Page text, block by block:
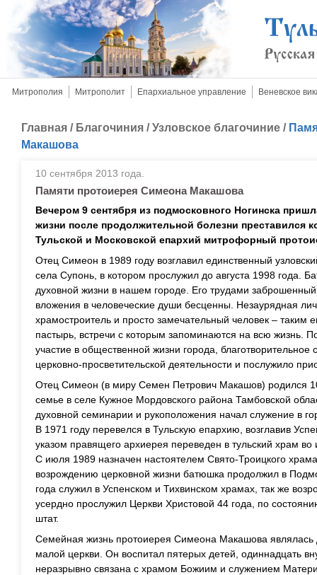
Митрополия Митрополит Епархиальное управление Веневское
Главная / Благочиния /Узловское благочиние /
Макашова
10 сентября 2013 года.
Памяти протоиерея Симеона Макашова
Вечером 9 сентября из подмосковного Ногинска
жизни после продолжительной болезни преставился
Тульской и Московской епархий митрофорный
Отец Симеон в 1989 году возглавил единственный
села Супонь, в котором прослужил до августа 1998 года.
духовной жизни в нашем городе. Его трудами
вложения в человеческие души бесценны. Незаурядная
храмостроитель и просто замечательный человек – таким
пастырь, встречи с которым запоминаются на всю жизнь.
участие в общественной жизни города, благотворительное
церковно-просветительской деятельности и послужило
Отец Симеон (в миру Семен Петрович Макашов) родился
семье в селе Кужное Мордовского района Тамбовской
духовной семинарии и рукоположения начал служение в
В 1971 году перевелся в Тульскую епархию, возглавив
указом правящего архиерея переведен в тульский храм
С июля 1989 назначен настоятелем Свято-Троицкого
возрождению церковной жизни батюшка продолжил в
года служил в Успенском и Тихвинском храмах, так же
усердно прослужил Церкви Христовой 44 года, по
штат.
Семейная жизнь протоиерея Симеона Макашова
малой церкви. Он воспитал пятерых детей, одиннадцать
неразрывно связана с храмом Божиим и служением